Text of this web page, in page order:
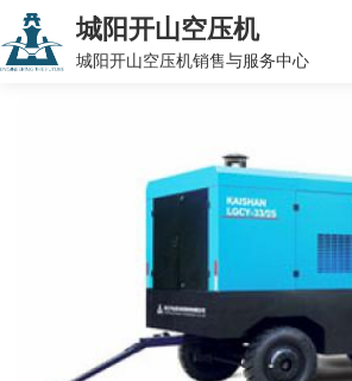
城阳开山空压机
城阳开山空压机销售与服务中心